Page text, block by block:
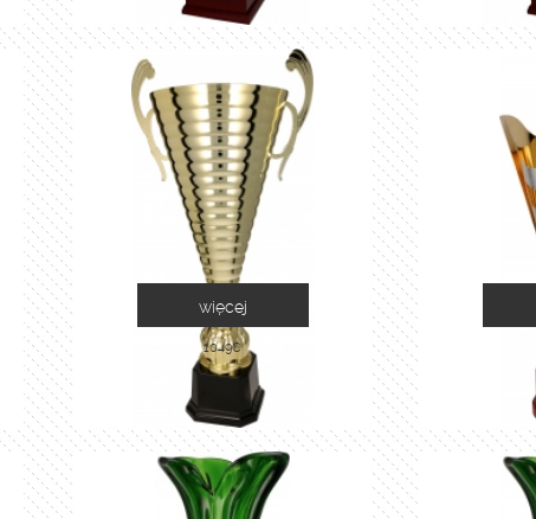
1049C
więcej